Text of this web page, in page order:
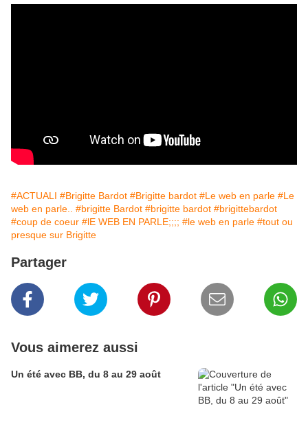
#ACTUALI #Brigitte Bardot #Brigitte bardot #Le web en parle #Le
web en parle..
#brigitte Bardot #brigitte bardot #brigittebardot
#coup de coeur #lE WEB EN PARLE;;;; #le web en parle #tout ou
presque sur Brigitte
Partager
Vous aimerez aussi
Un été avec BB, du 8 au 29 août